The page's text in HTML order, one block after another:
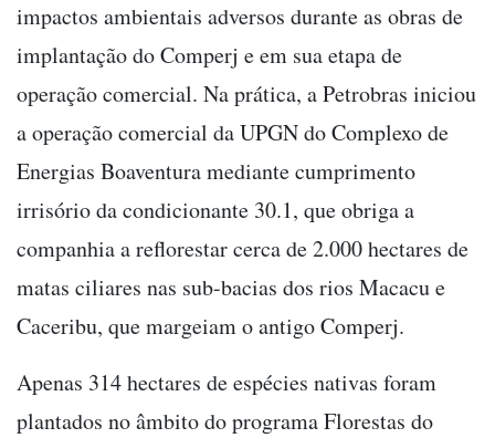
impactos ambientais adversos durante as obras de
implantação do Comperj e em sua etapa de
operação comercial. Na prática, a Petrobras iniciou
a operação comercial da UPGN do Complexo de
Energias Boaventura mediante cumprimento
irrisório da condicionante 30.1, que obriga a
companhia a reflorestar cerca de 2.000 hectares de
matas ciliares nas sub-bacias dos rios Macacu e
Caceribu, que margeiam o antigo Comperj.
Apenas 314 hectares de espécies nativas foram
plantados no âmbito do programa Florestas do